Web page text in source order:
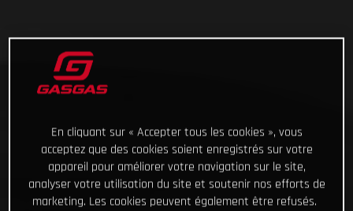
En cliquant sur « Accepter tous les cookies », vous
acceptez que des cookies soient enregistrés sur votre
appareil pour améliorer votre navigation sur le site,
analyser votre utilisation du site et soutenir nos efforts de
marketing. Les cookies peuvent également être refusés.